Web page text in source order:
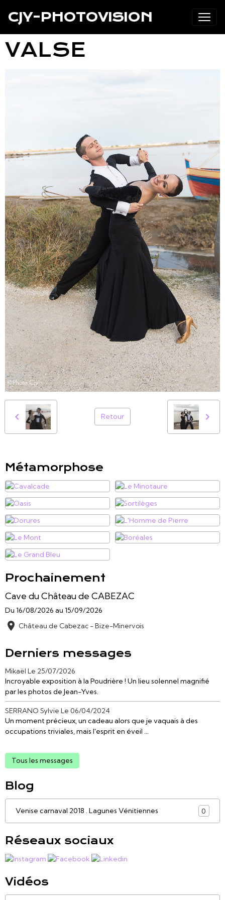
CJY-PHOTOVISION
VALSE
Retour
Métamorphose
Prochainement
Cave du Château de CABEZAC
Du 16/08/2026 au 15/09/2026
Château de Cabezac - Bize-Minervois
Derniers messages
Mikaël Le 25/07/2026
Incroyable exposition à la Poudrière ! Un lieu solennel magnifié
par les photos de Jean-Yves.
SERRANO Sylvie Le 06/04/2024
Un moment précieux, un cadeau alors que je vaquais à des
occupations triviales, mais l'esprit en éveil ...
Tous les messages
Blog
Venise carnaval 2018 . Lagunes Vénitiennes 0
Réseaux sociaux
Vidéos